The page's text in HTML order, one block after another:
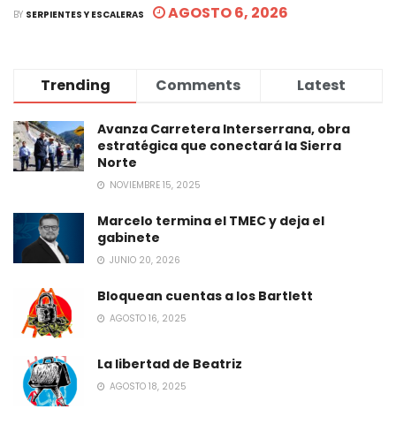
BY SERPIENTES Y ESCALERAS AGOSTO 6, 2026
Trending Comments Latest
Avanza Carretera Interserrana, obra
estratégica que conectará la Sierra
Norte
NOVIEMBRE 15, 2025
Marcelo termina el TMEC y deja el
gabinete
JUNIO 20, 2026
Bloquean cuentas a los Bartlett
AGOSTO 16, 2025
La libertad de Beatriz
AGOSTO 18, 2025